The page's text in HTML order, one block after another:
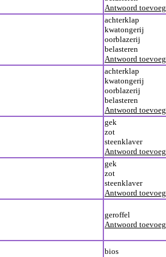
Antwoord
achterklap
kwatongerij
oorblazerij
belasteren
Antwoord
achterklap
kwatongerij
oorblazerij
belasteren
Antwoord
gek
zot
steenklaver
Antwoord
gek
zot
steenklaver
Antwoord
geroffel
Antwoord
bios